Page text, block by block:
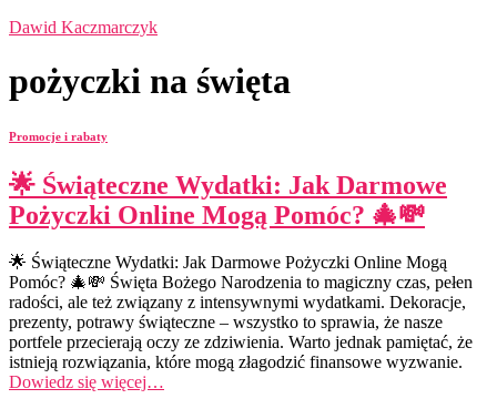
Dawid Kaczmarczyk
pożyczki na święta
Promocje i rabaty
🌟 Świąteczne Wydatki: Jak Darmowe
Pożyczki Online Mogą Pomóc? 🎄💸
🌟 Świąteczne Wydatki: Jak Darmowe Pożyczki Online Mogą
Pomóc? 🎄💸 Święta Bożego Narodzenia to magiczny czas, pełen
radości, ale też związany z intensywnymi wydatkami. Dekoracje,
prezenty, potrawy świąteczne – wszystko to sprawia, że nasze
portfele przecierają oczy ze zdziwienia. Warto jednak pamiętać, że
istnieją rozwiązania, które mogą złagodzić finansowe wyzwanie.
Dowiedz się więcej…